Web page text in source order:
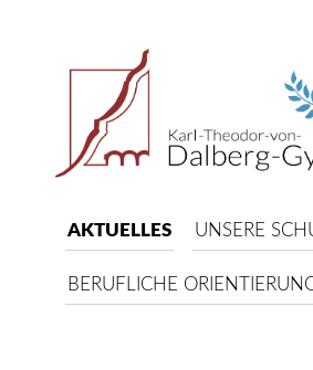
AKTUELLES UNSERE
BERUFLICHE